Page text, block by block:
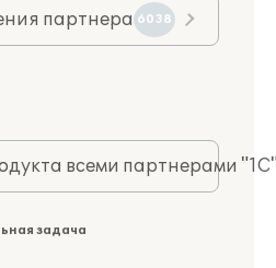
партнера 6038
всеми партнерами
задача